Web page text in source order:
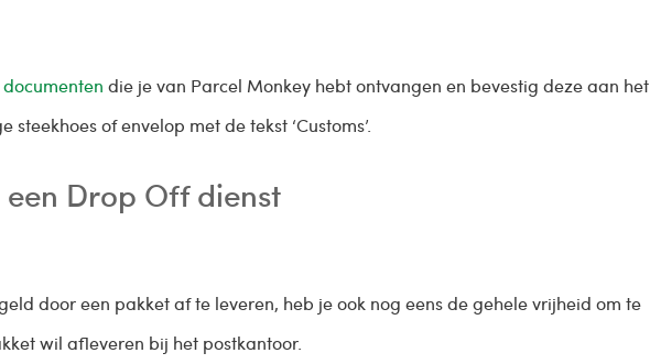
die je van Parcel Monkey hebt ontvangen en bevestig deze aan het
of envelop met de tekst ‘Customs’.
Drop Off dienst
door een pakket af te leveren, heb je ook nog eens de gehele vrijheid om te
wil afleveren bij het postkantoor.